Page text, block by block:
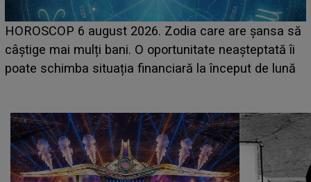
LINE-UP UNTOLD ONE, prima zi. Cine sunt artiștii
care deschid festivalul și de la ce ore au loc cele mai
așteptate concerte pe scena principală?